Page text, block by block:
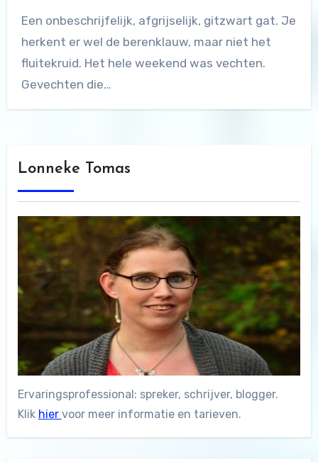
Een onbeschrijfelijk, afgrijselijk, gitzwart gat. Je
herkent er wel de berenklauw, maar niet het
fluitekruid. Het hele weekend was vechten.
Gevechten die…
Lonneke Tomas
Ervaringsprofessional: spreker, schrijver, blogger.
Klik hier voor meer informatie en tarieven.